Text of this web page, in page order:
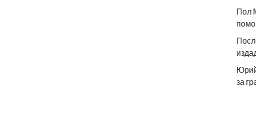
Пол
за